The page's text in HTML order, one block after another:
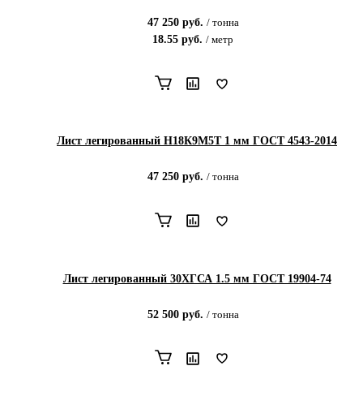
47 250руб. / тонна
18.55 руб. / метр
Лист легированный Н18К9М5Т 1 мм ГОСТ 4543-2014
47 250руб. / тонна
Лист легированный 30ХГСА 1.5 мм ГОСТ 19904-74
52 500руб. / тонна